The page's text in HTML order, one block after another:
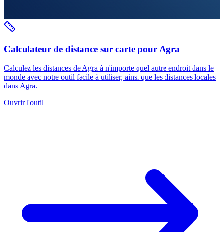
Calculateur de distance sur carte pour Agra
Calculez les distances de Agra à n'importe quel autre endroit dans le
monde avec notre outil facile à utiliser, ainsi que les distances locales
dans Agra.
Ouvrir l'outil